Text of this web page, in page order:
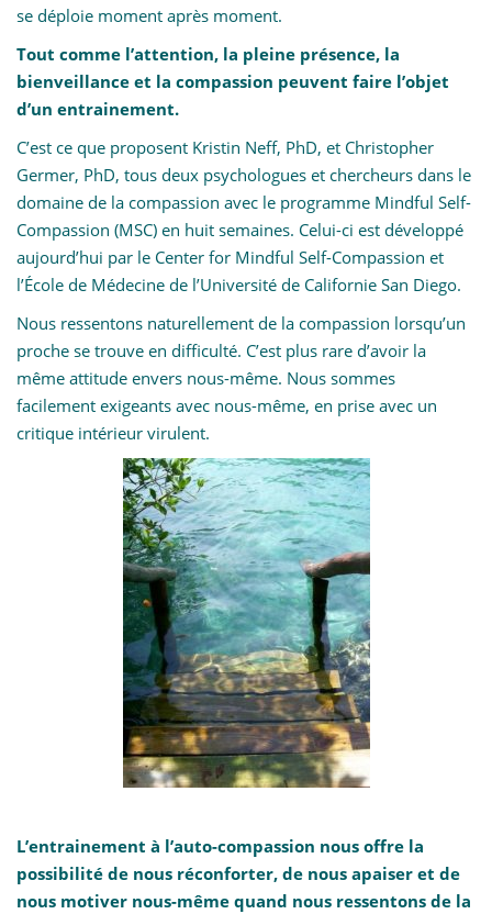
se déploie moment après moment.
Tout comme l’attention, la pleine présence, la
bienveillance et la compassion peuvent faire l’objet
d’un entrainement.
C’est ce que proposent Kristin Neff, PhD, et Christopher
Germer, PhD, tous deux psychologues et chercheurs dans le
domaine de la compassion avec le programme Mindful Self-
Compassion (MSC) en huit semaines. Celui-ci est développé
aujourd’hui par le Center for Mindful Self-Compassion et
l’École de Médecine de l’Université de Californie San Diego.
Nous ressentons naturellement de la compassion lorsqu’un
proche se trouve en difficulté. C’est plus rare d’avoir la
même attitude envers nous-même. Nous sommes
facilement exigeants avec nous-même, en prise avec un
critique intérieur virulent.
L’entrainement à l’auto-compassion nous offre la
possibilité de nous réconforter, de nous apaiser et de
nous motiver nous-même quand nous ressentons de la